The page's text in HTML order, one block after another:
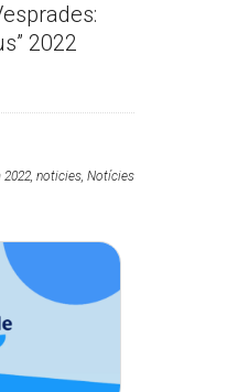
2022
2022, noticies, Notícies